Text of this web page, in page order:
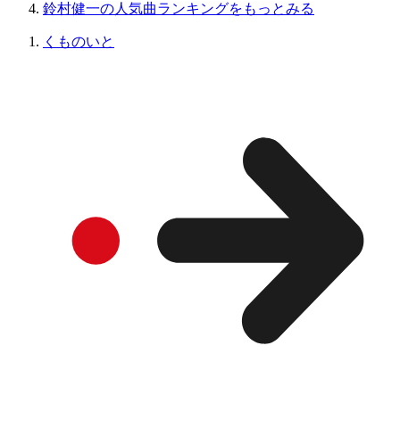
鈴村健一の人気曲ランキングをもっとみる
くものいと